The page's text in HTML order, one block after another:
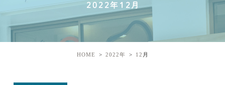
2022年12月
HOME 2022年 12 月